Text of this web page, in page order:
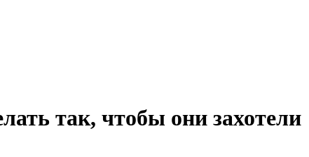
так, чтобы они захотели